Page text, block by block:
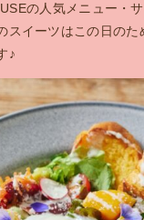
の人気メニュー・
スイーツはこの日のた
♪